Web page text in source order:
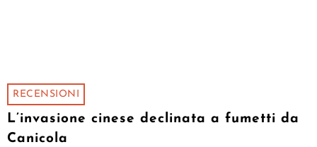
RECENSIONI
L’invasione cinese declinata a fumetti da
Canicola